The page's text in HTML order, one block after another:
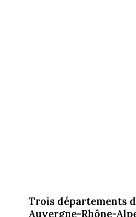
Trois départements
Auvergne-Rhône-